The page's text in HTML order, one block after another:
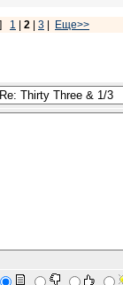
] 1 2 3
Еще>>